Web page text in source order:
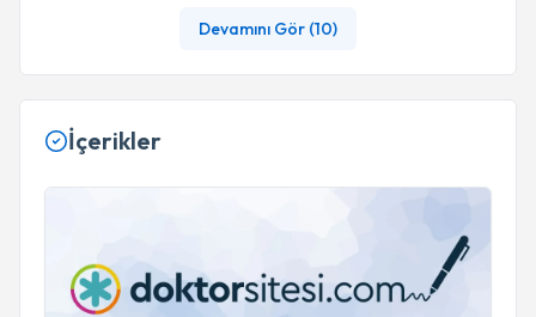
Devamını Gör (10)
İçerikler